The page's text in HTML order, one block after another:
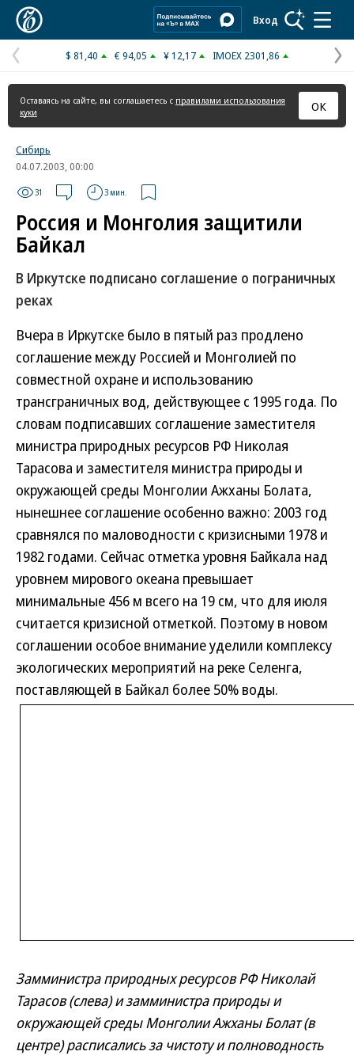
Вход
Предыдущая
страница
$ 81,40 € 94,05 ¥ 12,17 IMOEX 2301,86
Оставаясь на сайте, вы соглашаетесь с правилами использования
куки
ОК
Сибирь
04.07.2003, 00:00
31 3 мин.
Россия и Монголия защитили
Байкал
В Иркутске подписано соглашение о пограничных
реках
Вчера в Иркутске было в пятый раз продлено
соглашение между Россией и Монголией по
совместной охране и использованию
трансграничных вод, действующее с 1995 года. По
словам подписавших соглашение заместителя
министра природных ресурсов РФ Николая
Тарасова и заместителя министра природы и
окружающей среды Монголии Ажханы Болата,
нынешнее соглашение особенно важно: 2003 год
сравнялся по маловодности с кризисными 1978 и
1982 годами. Сейчас отметка уровня Байкала над
уровнем мирового океана превышает
минимальные 456 м всего на 19 см, что для июля
считается кризисной отметкой. Поэтому в новом
соглашении особое внимание уделили комплексу
экологических мероприятий на реке Селенга,
поставляющей в Байкал более 50% воды.
Замминистра природных ресурсов РФ Николай
Тарасов (слева) и замминистра природы и
окружающей среды Монголии Ажханы Болат (в
центре) расписались за чистоту и полноводность